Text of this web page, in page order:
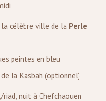
célèbre ville de la Perle
peintes en bleu
la Kasbah (optionnel)
nuit à Chefchaouen